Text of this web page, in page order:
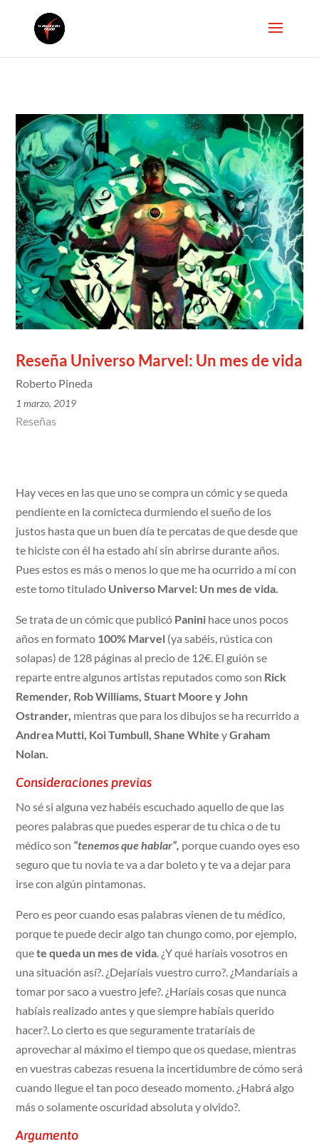
Reseña Universo Marvel: Un mes de vida
Roberto Pineda
1 marzo, 2019
Reseñas
Hay veces en las que uno se compra un cómic y se queda
pendiente en la comicteca durmiendo el sueño de los
justos hasta que un buen día te percatas de que desde que
te hiciste con él ha estado ahí sin abrirse durante años.
Pues estos es más o menos lo que me ha ocurrido a mí con
este tomo titulado Universo Marvel: Un mes de vida.
Se trata de un cómic que publicó Panini hace unos pocos
años en formato 100% Marvel (ya sabéis, rústica con
solapas) de 128 páginas al precio de 12€. El guión se
reparte entre algunos artistas reputados como son Rick
Remender, Rob Williams, Stuart Moore y John
Ostrander, mientras que para los dibujos se ha recurrido a
Andrea Mutti, Koi Tumbull, Shane WhiteyGraham
Nolan.
Consideraciones previas
No sé si alguna vez habéis escuchado aquello de que las
peores palabras que puedes esperar de tu chica o de tu
médico son “tenemos que hablar”, porque cuando oyes eso
seguro que tu novia te va a dar boleto y te va a dejar para
irse con algún pintamonas.
Pero es peor cuando esas palabras vienen de tu médico,
porque te puede decir algo tan chungo como, por ejemplo,
quete queda un mes de vida. ¿Y qué haríais vosotros en
una situación así?. ¿Dejaríais vuestro curro?. ¿Mandaríais a
tomar por saco a vuestro jefe?. ¿Haríais cosas que nunca
habíais realizado antes y que siempre habíais querido
hacer?. Lo cierto es que seguramente trataríais de
aprovechar al máximo el tiempo que os quedase, mientras
en vuestras cabezas resuena la incertidumbre de cómo será
cuando llegue el tan poco deseado momento. ¿Habrá algo
más o solamente oscuridad absoluta y olvido?.
Argumento